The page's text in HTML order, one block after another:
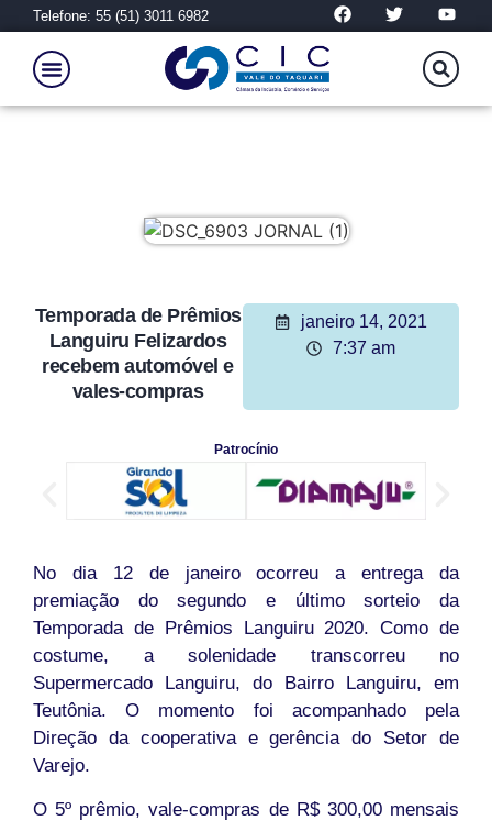
Telefone: 55 (51) 3011 6982
Temporada de Prêmios
Languiru Felizardos
recebem automóvel e
vales-compras
janeiro 14, 2021
7:37 am
Patrocínio
No dia 12 de janeiro ocorreu a entrega da
premiação do segundo e último sorteio da
Temporada de Prêmios Languiru 2020. Como de
costume, a solenidade transcorreu no
Supermercado Languiru, do Bairro Languiru, em
Teutônia. O momento foi acompanhado pela
Direção da cooperativa e gerência do Setor de
Varejo.
O 5º prêmio, vale-compras de R$ 300,00 mensais